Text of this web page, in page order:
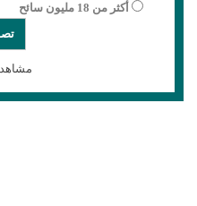
أكثر من 18 مليون سائح